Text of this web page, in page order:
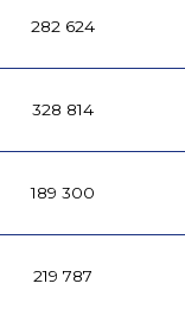
282 624
328 814
189 300
219 787